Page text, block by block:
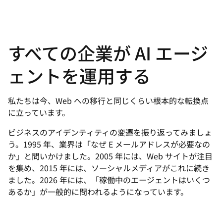
すべての企業が AI エージ
ェントを運用する
私たちは今、Web への移行と同じくらい根本的な転換点
に立っています。
ビジネスのアイデンティティの変遷を振り返ってみましょ
う。1995 年、業界は「なぜ E メールアドレスが必要なの
か」と問いかけました。2005 年には、Web サイトが注目
を集め、2015 年には、ソーシャルメディアがこれに続き
ました。2026 年には、「稼働中のエージェントはいくつ
あるか」が一般的に問われるようになっています。